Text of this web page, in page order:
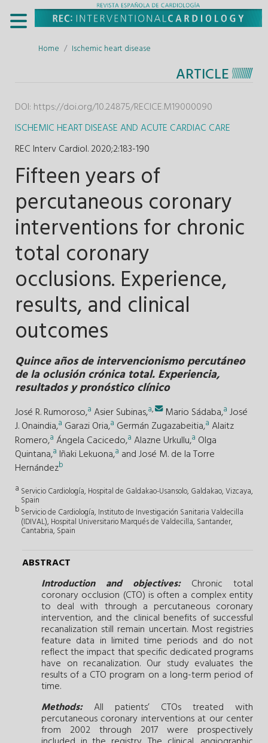
Home Ischemic heart disease
ARTICLE
DOI: https://doi.org/10.24875/RECICE.M19000090
ISCHEMIC HEART DISEASE AND ACUTE CARDIAC CARE
REC Interv Cardiol. 2020;2:183-190
Fifteen years of
percutaneous coronary
interventions for chronic
total coronary
occlusions. Experience,
results, and clinical
outcomes
Quince años de intervencionismo percutáneo
de la oclusión crónica total. Experiencia,
resultados y pronóstico clínico
José R. Rumoroso,a Asier Subinas,a, Mario Sádaba,a José
J. Onaindia,a Garazi Oria,a Germán Zugazabeitia,a Alaitz
Romero,a Ángela Cacicedo,a Alazne Urkullu,a Olga
Quintana,a Iñaki Lekuona,a andJosé M. de la Torre
Hernándezb
a Servicio Cardiología, Hospital de Galdakao-Usansolo, Galdakao, Vizcaya,
Spain
bServicio de Cardiología, Instituto de Investigación Sanitaria Valdecilla
(IDIVAL), Hospital Universitario Marqués de Valdecilla, Santander,
Cantabria, Spain
ABSTRACT
Introduction and objectives:Chronic total
coronary occlusion (CTO) is often a complex entity
to deal with through a percutaneous coronary
intervention, and the clinical benefits of successful
recanalization still remain uncertain. Most registries
feature data in limited time periods and do not
reflect the impact that specific dedicated programs
have on recanalization. Our study evaluates the
results of a CTO program on a long-term period of
time.
Methods:All patients’ CTOs treated with
percutaneous coronary interventions at our center
from 2002 through 2017 were prospectively